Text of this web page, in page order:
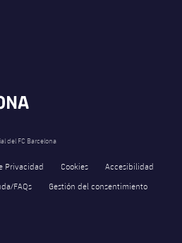
del FC Barcelona
Privacidad Cookies
Accesibilidad
FAQs
Gestión del consentimiento